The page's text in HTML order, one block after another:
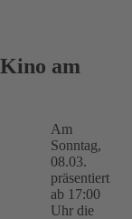
am
Am
Sonntag,
08.03.
präsentiert
ab 17:00
Uhr die